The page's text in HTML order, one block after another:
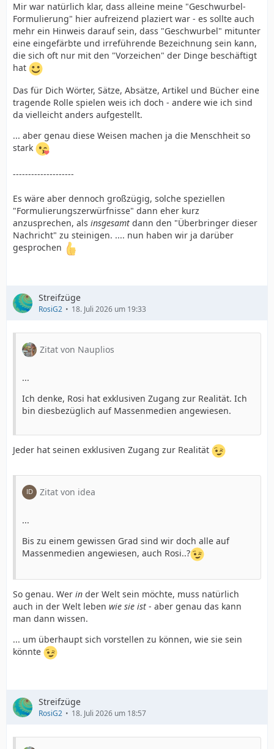
Mir war natürlich klar, dass alleine meine "Geschwurbel-
Formulierung" hier aufreizend plaziert war - es sollte auch
mehr ein Hinweis darauf sein, dass "Geschwurbel" mitunter
eine eingefärbte und irreführende Bezeichnung sein kann,
die sich oft nur mit den "Vorzeichen" der Dinge beschäftigt
hat
Das für Dich Wörter, Sätze, Absätze, Artikel und Bücher eine
tragende Rolle spielen weis ich doch - andere wie ich sind
da vielleicht anders aufgestellt.
... aber genau diese Weisen machen ja die Menschheit so
stark
--------------------
Es wäre aber dennoch großzügig, solche speziellen
"Formulierungszerwürfnisse" dann eher kurz
anzusprechen, als insgesamt dann den "Überbringer dieser
Nachricht" zu steinigen. .... nun haben wir ja darüber
gesprochen
Streifzüge
RosiG2 18. Juli 2026 um 19:33
Zitat von Nauplios
...
Ich denke, Rosi hat exklusiven Zugang zur Realität. Ich
bin diesbezüglich auf Massenmedien angewiesen.
Jeder hat seinen exklusiven Zugang zur Realität
Zitat von idea
...
Bis zu einem gewissen Grad sind wir doch alle auf
Massenmedien angewiesen, auch Rosi..?
So genau. Wer in der Welt sein möchte, muss natürlich
auch in der Welt leben wie sie ist - aber genau das kann
man dann wissen.
... um überhaupt sich vorstellen zu können, wie sie sein
könnte
Streifzüge
RosiG2 18. Juli 2026 um 18:57